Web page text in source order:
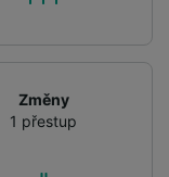
Změny
1 přestup